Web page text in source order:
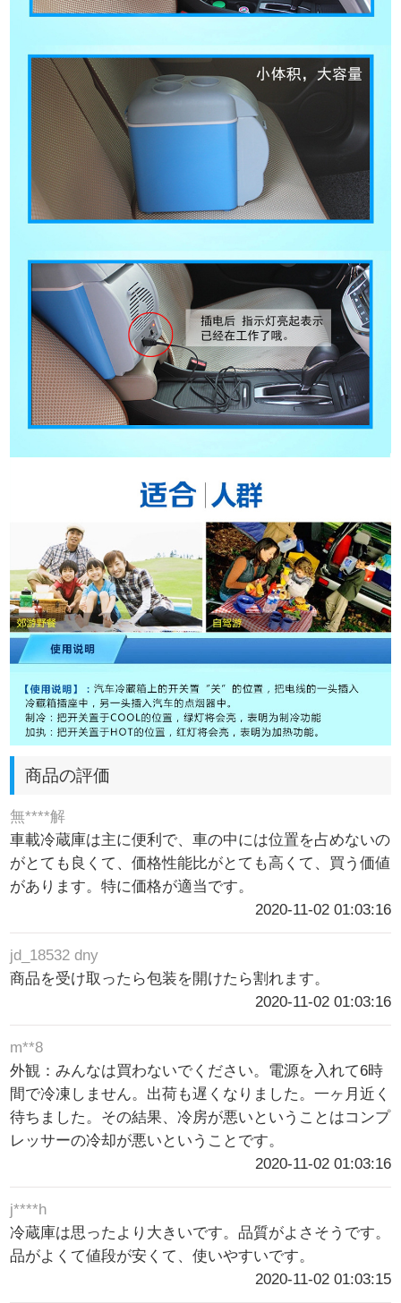
商品の評価
無****解
車載冷蔵庫は主に便利で、車の中には位置を占めないの
がとても良くて、価格性能比がとても高くて、買う価値
があります。特に価格が適当です。
2020-11-02 01:03:16
jd_18532 dny
商品を受け取ったら包装を開けたら割れます。
2020-11-02 01:03:16
m**8
外観：みんなは買わないでください。電源を入れて6時
間で冷凍しません。出荷も遅くなりました。一ヶ月近く
待ちました。その結果、冷房が悪いということはコンプ
レッサーの冷却が悪いということです。
2020-11-02 01:03:16
j****h
冷蔵庫は思ったより大きいです。品質がよさそうです。
品がよくて値段が安くて、使いやすいです。
2020-11-02 01:03:15